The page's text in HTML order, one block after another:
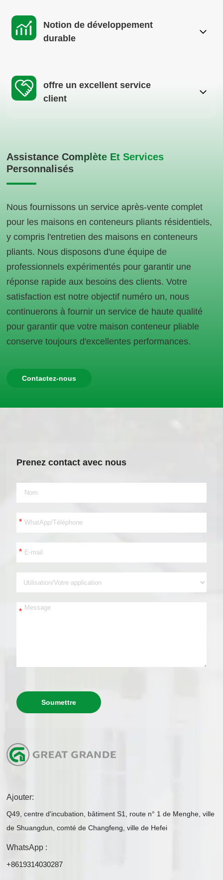
Notion de développement
durable
offre un excellent service
client
Assistance Complète Et Services
Personnalisés
Nous fournissons un service après-vente complet
pour les maisons en conteneurs pliants résidentiels,
y compris l'entretien des maisons en conteneurs
pliants. Nous disposons d'une équipe de
professionnels expérimentés pour garantir une
réponse rapide aux besoins des clients. Votre
satisfaction est notre objectif numéro un, nous
continuerons à fournir un service de haute qualité
pour garantir que votre maison conteneur pliable
conserve toujours d'excellentes performances.
Contactez-nous
Prenez contact avec nous
*
*
*
Soumettre
Ajouter:
Q49, centre d'incubation, bâtiment S1, route n° 1 de Menghe, ville
de Shuangdun, comté de Changfeng, ville de Hefei
WhatsApp :
+8619314030287